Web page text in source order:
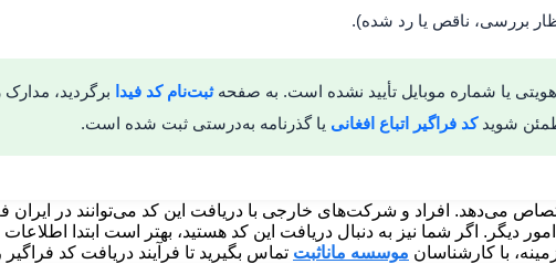
بررسی، ناقص یا رد شده).
یا شماره موبایل تأیید نشده است. به صفحهثبت‌نام کد فیدا برگردید، مدارک
شویدکد فراگیر اتباع افغانی یا گذرنامه به‌درستی ثبت شده است.
می‌دهد. افراد و شرکت‌های خارجی با دریافت این کد می‌توانند در ایران
دیگر. اگر شما نیز به دنبال دریافت این کد هستید، بهتر است ابتدا
با کارشناسان موسسه ماناثبت تماس بگیرید تا فرآیند دریافت کد